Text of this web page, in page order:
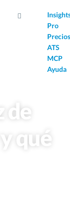
Pro
Precios
ATS
MCP
Ayuda
de
qué